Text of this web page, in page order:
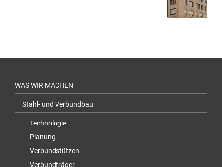
WAS WIR MACHEN
Stahl- und Verbundbau
Technologie
Planung
Verbundstützen
Verbundträger